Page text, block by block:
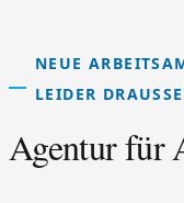
NEUE
LEIDER
Agentur für